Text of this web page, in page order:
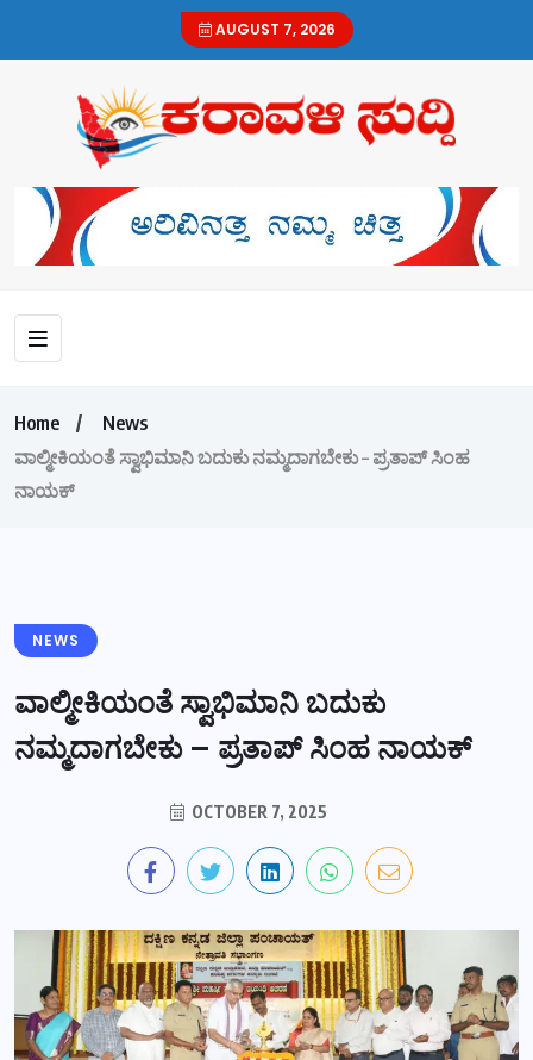
AUGUST 7, 2026
Home
News
ವಾಲ್ಮೀಕಿಯಂತೆ ಸ್ವಾಭಿಮಾನಿ ಬದುಕು ನಮ್ಮದಾಗಬೇಕು – ಪ್ರತಾಪ್ ಸಿಂಹ
ನಾಯಕ್
NEWS
ವಾಲ್ಮೀಕಿಯಂತೆ ಸ್ವಾಭಿಮಾನಿ ಬದುಕು
ನಮ್ಮದಾಗಬೇಕು – ಪ್ರತಾಪ್ ಸಿಂಹ ನಾಯಕ್
OCTOBER 7, 2025